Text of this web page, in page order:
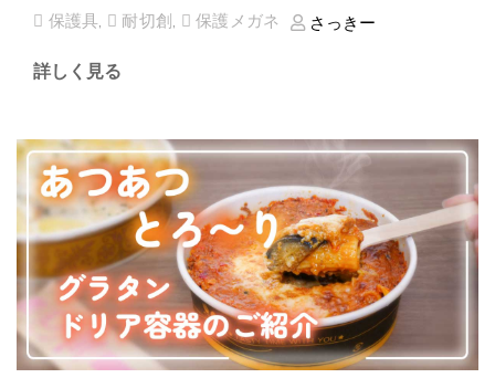
保護具, 耐切創 , 保護メガネ さっきー
詳しく見る